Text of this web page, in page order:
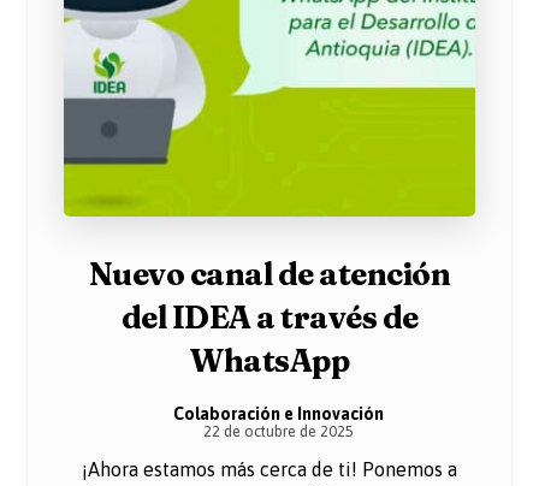
Nuevo canal de atención
del IDEA a través de
WhatsApp
Colaboración e Innovación
22 de octubre de 2025
¡Ahora estamos más cerca de ti! Ponemos a